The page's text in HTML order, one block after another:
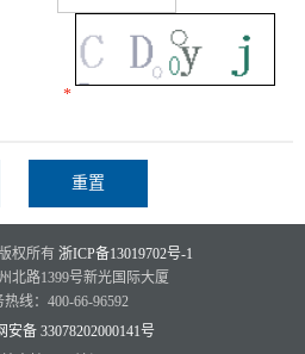
*
权所有 浙ICP备13019702号-1
北路1399号新光国际大厦
线：400-66-96592
安备 33078202000141号